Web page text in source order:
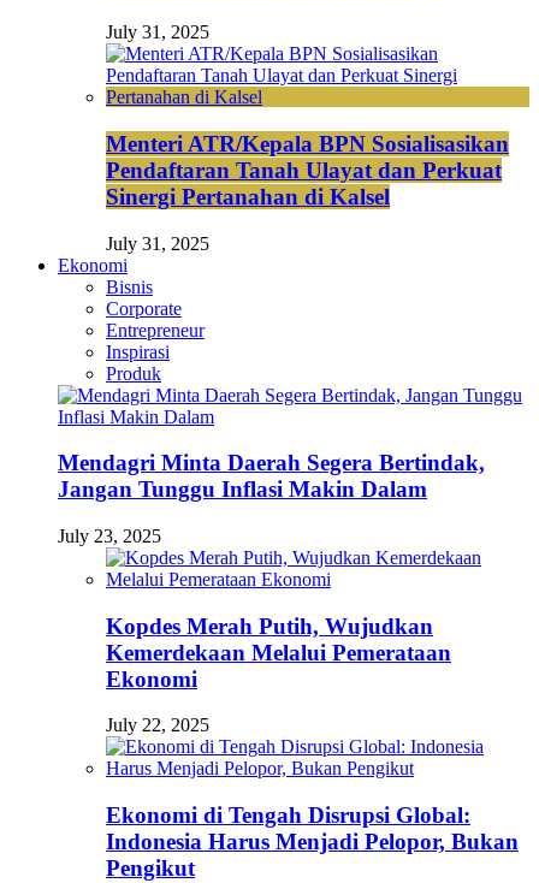
July 31, 2025
Menteri ATR/Kepala BPN Sosialisasikan
Pendaftaran Tanah Ulayat dan Perkuat
Sinergi Pertanahan di Kalsel
July 31, 2025
Ekonomi
Bisnis
Corporate
Entrepreneur
Inspirasi
Produk
Mendagri Minta Daerah Segera Bertindak,
Jangan Tunggu Inflasi Makin Dalam
July 23, 2025
Kopdes Merah Putih, Wujudkan
Kemerdekaan Melalui Pemerataan
Ekonomi
July 22, 2025
Ekonomi di Tengah Disrupsi Global:
Indonesia Harus Menjadi Pelopor, Bukan
Pengikut